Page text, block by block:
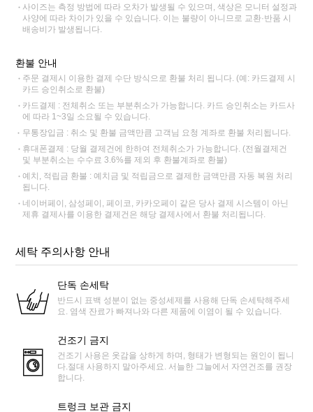
사이즈는 측정 방법에 따라 오차가 발생될 수 있으며, 색상은 모니터 설정과
사양에 따라 차이가 있을 수 있습니다. 이는 불량이 아니므로 교환·반품 시
배송비가 발생됩니다.
환불 안내
주문 결제시 이용한 결제 수단 방식으로 환불 처리 됩니다. (예: 카드결제 시
카드 승인취소로 환불)
카드결제 : 전체취소 또는 부분취소가 가능합니다. 카드 승인취소는 카드사
에 따라 1~3일 소요될 수 있습니다.
무통장입금 : 취소 및 환불 금액만큼 고객님 요청 계좌로 환불 처리됩니다.
휴대폰결제 : 당월 결제건에 한하여 전체취소가 가능합니다. (전월결제건
및 부분취소는 수수료 3.6%를 제외 후 환불계좌로 환불)
예치, 적립금 환불 : 예치금 및 적립금으로 결제한 금액만큼 자동 복원 처리
됩니다.
네이버페이, 삼성페이, 페이코, 카카오페이 같은 당사 결제 시스템이 아닌
제휴 결제사를 이용한 결제건은 해당 결제사에서 환불 처리됩니다.
세탁 주의사항 안내
단독 손세탁
반드시 표백 성분이 없는 중성세제를 사용해 단독 손세탁해주세
요. 염색 잔료가 빠져나와 다른 제품에 이염이 될 수 있습니다.
건조기 금지
건조기 사용은 옷감을 상하게 하며, 형태가 변형되는 원인이 됩니
다.절대 사용하지 말아주세요. 서늘한 그늘에서 자연건조를 권장
합니다.
트렁크 보관 금지